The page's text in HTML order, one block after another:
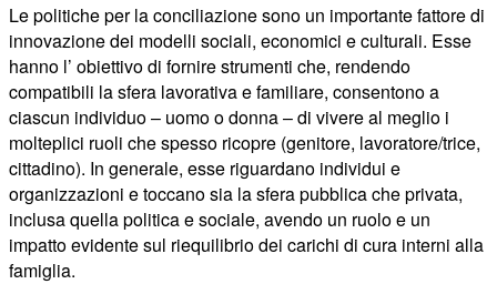
Le politiche per la conciliazione sono un importante fattore di
innovazione dei modelli sociali, economici e culturali. Esse
hanno l’ obiettivo di fornire strumenti che, rendendo
compatibili la sfera lavorativa e familiare, consentono a
ciascun individuo – uomo o donna – di vivere al meglio i
molteplici ruoli che spesso ricopre (genitore, lavoratore/trice,
cittadino). In generale, esse riguardano individui e
organizzazioni e toccano sia la sfera pubblica che privata,
inclusa quella politica e sociale, avendo un ruolo e un
impatto evidente sul riequilibrio dei carichi di cura interni alla
famiglia.